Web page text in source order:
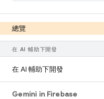
總覽
在 AI 輔助下開發
在 AI 輔助下開發
Gemini in Firebase